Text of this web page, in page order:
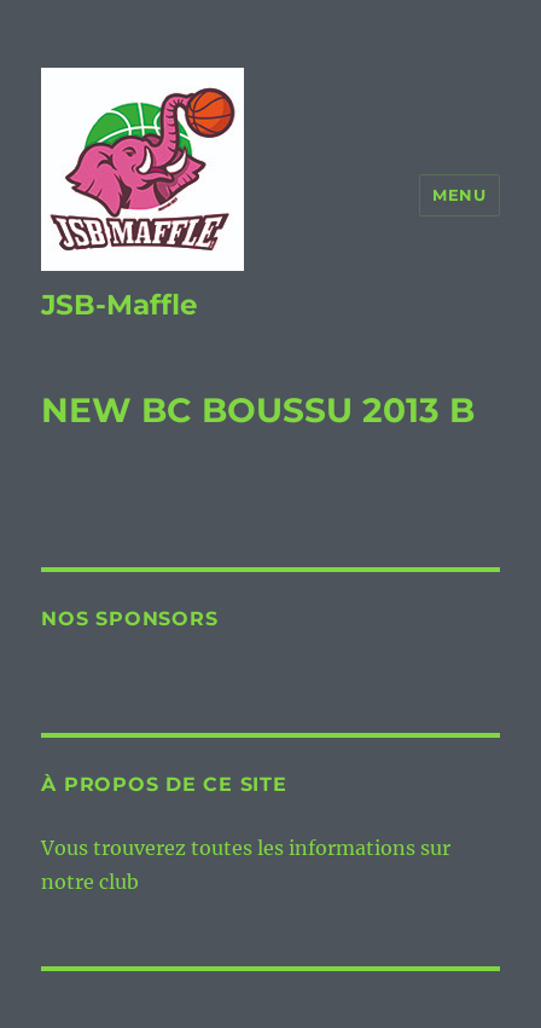
JSB-Maffle
MENU
NEW BC BOUSSU 2013 B
NOS SPONSORS
À PROPOS DE CE SITE
Vous trouverez toutes les informations sur
notre club